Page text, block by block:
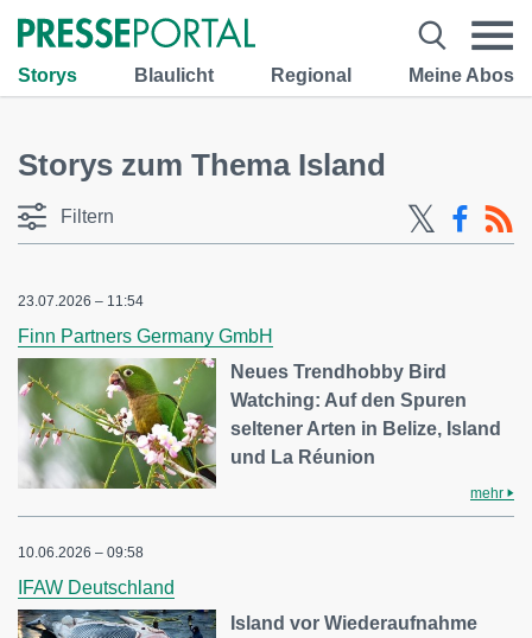
Storys Blaulicht Regional Meine Abos
Storys zum Thema Island
Filtern
23.07.2026 – 11:54
Finn Partners Germany GmbH
Neues Trendhobby Bird
Watching: Auf den Spuren
seltener Arten in Belize, Island
und La Réunion
mehr
10.06.2026 – 09:58
IFAW Deutschland
Island vor Wiederaufnahme